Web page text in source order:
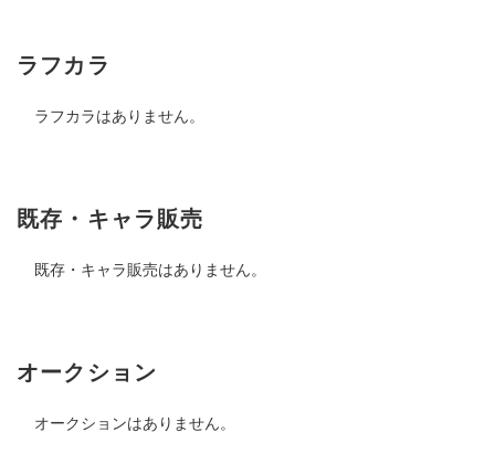
ラフカラ
ラフカラはありません。
既存・キャラ販売
既存・キャラ販売はありません。
オークション
オークションはありません。